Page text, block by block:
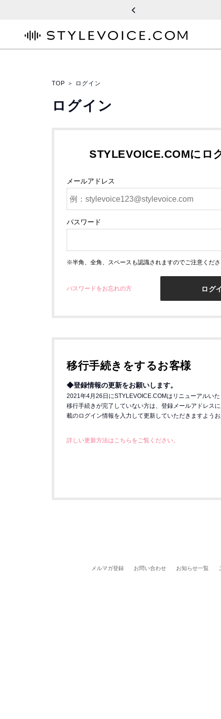
TOP ＞ ログイン
ログイン
STYLEVOICE.COMにロ
メールアドレス
パスワード
※半角、全角、スペースも認識されますのでご注意くだ
パスワードをお忘れの方 ログ
移行手続きをするお客様
◆登録情報の更新をお願いします。
2021年4月26日にSTYLEVOICE.COMはリニューアルい
移行手続きが完了していない方は、登録メールアドレス
載のログイン情報を入力して更新していただきますよう
詳しい更新方法はこちらをご覧ください。
メルマガ登録 お問い合わせ お知らせ一覧